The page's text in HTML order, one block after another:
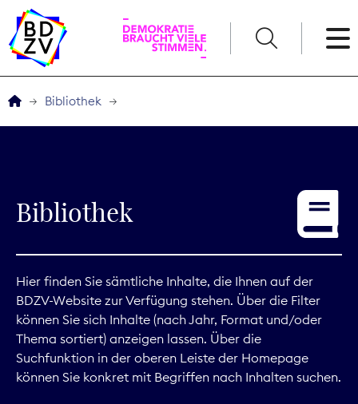
Service
Digitales
Kommunikation
Marktdaten
Bibliothek
Bibliothek
Hier finden Sie sämtliche Inhalte, die Ihnen auf der
BDZV-Website zur Verfügung stehen. Über die Filter
können Sie sich Inhalte (nach Jahr, Format und/oder
Thema sortiert) anzeigen lassen. Über die
Suchfunktion in der oberen Leiste der Homepage
können Sie konkret mit Begriffen nach Inhalten suchen.